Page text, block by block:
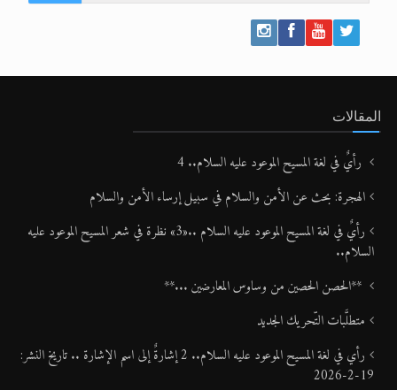
المقالات
رأيٌ في لغة المسيح الموعود عليه السلام.. 4
الهجرة: بحث عن الأمن والسلام في سبيل إرساء الأمن والسلام
رأيٌ في لغة المسيح الموعود عليه السلام ..«3» نظرة في شعر المسيح الموعود عليه
السلام..
**الحصن الحصين من وساوس المعارضين ...**
متطلَّبات التّحريك الجديد
رأي في لغة المسيح الموعود عليه السلام.. 2 إشارةٌ إلى اسم الإشارة .. تاريخ النشر:
19-2-2026